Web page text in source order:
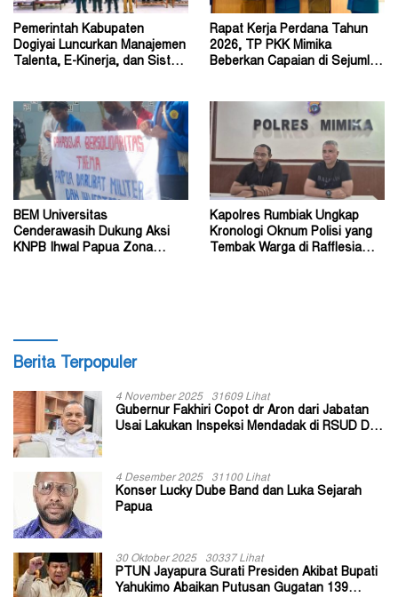
Pemerintah Kabupaten
Dogiyai Luncurkan Manajemen
Talenta, E-Kinerja, dan Sistem
Rapat Kerja Perdana Tahun
2026, TP PKK Mimika
Beberkan Capaian di Sejumlah
BEM Universitas
Cenderawasih Dukung Aksi
KNPB Ihwal Papua Zona
Kapolres Rumbiak Ungkap
Kronologi Oknum Polisi yang
Tembak Warga di Rafflesia
Berita Terpopuler
4 November 2025 31609 Lihat
Gubernur Fakhiri Copot dr Aron dari Jabatan
Usai Lakukan Inspeksi Mendadak di RSUD Dok
4 Desember 2025 31100 Lihat
Konser Lucky Dube Band dan Luka Sejarah
Papua
30 Oktober 2025 30337 Lihat
PTUN Jayapura Surati Presiden Akibat Bupati
Yahukimo Abaikan Putusan Gugatan 139